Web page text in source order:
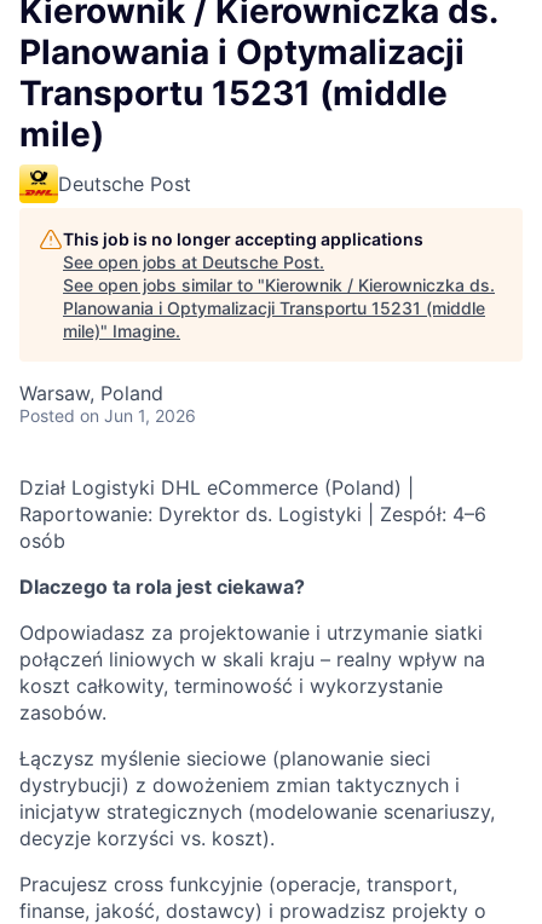
Kierownik / Kierowniczka ds.
Planowania i Optymalizacji
Transportu 15231 (middle
mile)
Deutsche Post
This job is no longer accepting applications
See open jobs at Deutsche Post.
See open jobs similar to "Kierownik / Kierowniczka ds.
Planowania i Optymalizacji Transportu 15231 (middle
mile)" Imagine.
Warsaw, Poland
Posted on Jun 1, 2026
Dział Logistyki DHL eCommerce (Poland) |
Raportowanie: Dyrektor ds. Logistyki | Zespół: 4–6
osób
Dlaczego ta rola jest ciekawa?
Odpowiadasz za projektowanie i utrzymanie siatki
połączeń liniowych w skali kraju – realny wpływ na
koszt całkowity, terminowość i wykorzystanie
zasobów.
Łączysz myślenie sieciowe (planowanie sieci
dystrybucji) z dowożeniem zmian taktycznych i
inicjatyw strategicznych (modelowanie scenariuszy,
decyzje korzyści vs. koszt).
Pracujesz cross funkcyjnie (operacje, transport,
finanse, jakość, dostawcy) i prowadzisz projekty o